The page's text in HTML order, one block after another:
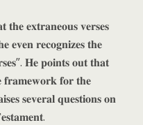
𝐭𝐡𝐞 𝐞𝐱𝐭𝐫𝐚𝐧𝐞𝐨𝐮𝐬 𝐯𝐞𝐫𝐬𝐞𝐬
𝐞𝐯𝐞𝐧 𝐫𝐞𝐜𝐨𝐠𝐧𝐢𝐳𝐞𝐬 𝐭𝐡𝐞
𝐇𝐞 𝐩𝐨𝐢𝐧𝐭𝐬 𝐨𝐮𝐭 𝐭𝐡𝐚𝐭
𝐟𝐫𝐚𝐦𝐞𝐰𝐨𝐫𝐤 𝐟𝐨𝐫 𝐭𝐡𝐞
𝐬𝐞𝐯𝐞𝐫𝐚𝐥 𝐪𝐮𝐞𝐬𝐭𝐢𝐨𝐧𝐬 𝐨𝐧